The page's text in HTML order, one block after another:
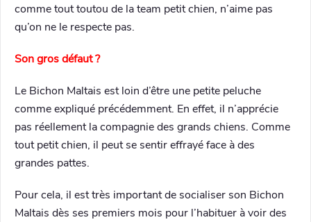
comme tout toutou de la team petit chien, n’aime pas
qu’on ne le respecte pas.
Son gros défaut ?
Le Bichon Maltais est loin d’être une petite peluche
comme expliqué précédemment. En effet, il n’apprécie
pas réellement la compagnie des grands chiens. Comme
tout petit chien, il peut se sentir effrayé face à des
grandes pattes.
Pour cela, il est très important de socialiser son Bichon
Maltais dès ses premiers mois pour l’habituer à voir des